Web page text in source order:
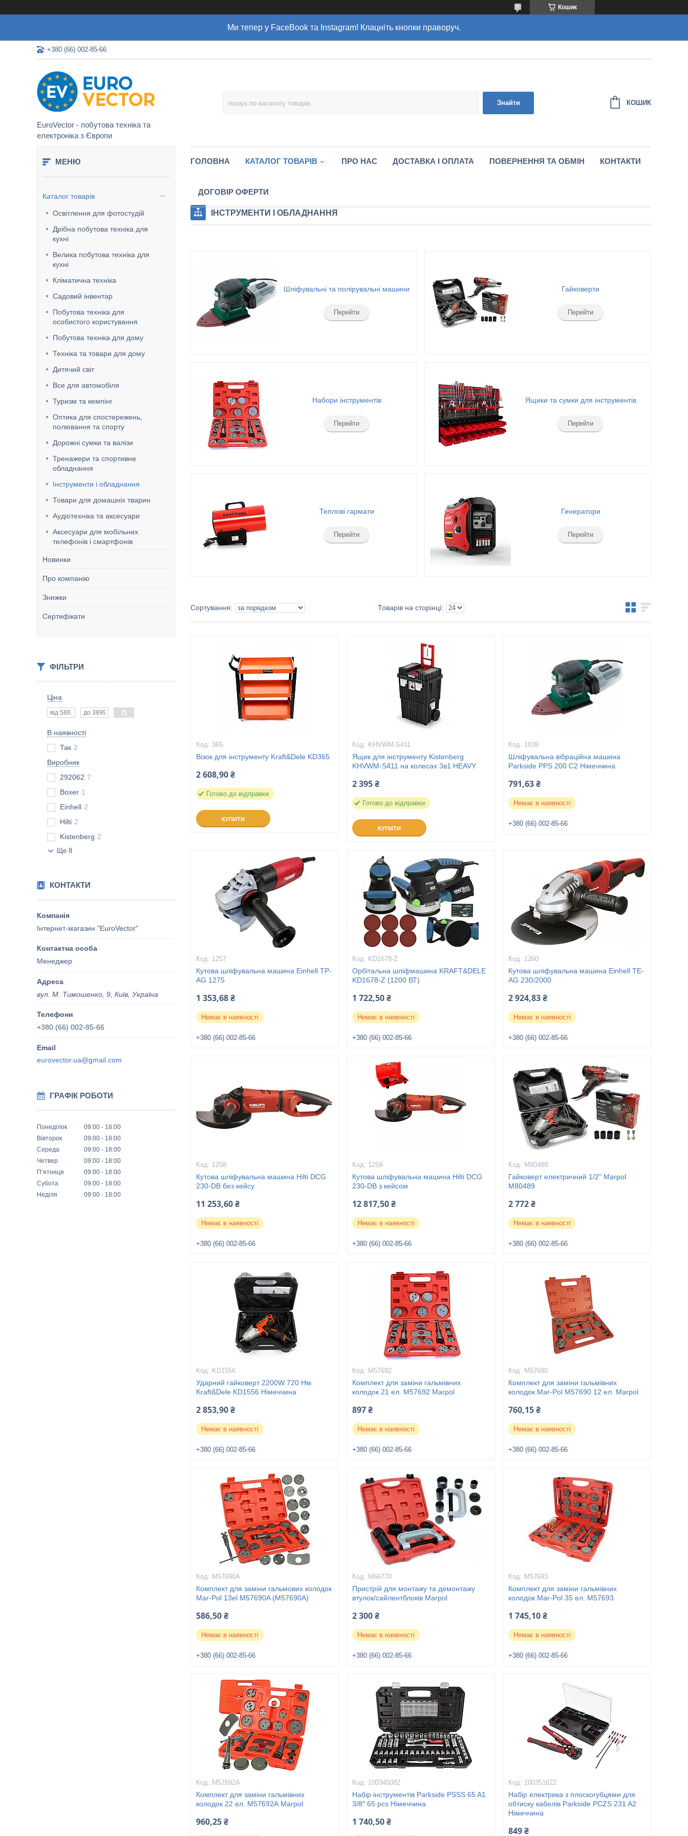
Кошик
Ми тепер у FaceBook та Instagram! Клацніть кнопки праворуч.
+380 (66) 002-85-66
EuroVector - побутова техніка та
електроніка з Європи
Знайти КОШИК
Каталог товарів
Освітлення для фотостудій
Дрібна побутова техніка для
кухні
Велика побутова техніка для
кухні
Кліматична техніка
Садовий інвентар
Побутова техніка для
особистого користування
Побутова техніка для дому
Техніка та товари для дому
Дитячий світ
Все для автомобіля
Туризм та кемпінг
Оптика для спостережень,
полювання та спорту
Дорожні сумки та валізи
Тренажери та спортивне
обладнання
Інструменти і обладнання
Товари для домашніх тварин
Аудіотехніка та аксесуари
Аксесуари для мобільних
телефонів і смартфонів
Новинки
Про компанію
Знижки
Сертифікати
ФІЛЬТРИ
Ціна
В наявності
Так 2
Виробник
292062 7
Boxer 1
Einhell 2
Hilti 2
Kistenberg 2
Ще 8
КОНТАКТИ
Інтернет-магазин "EuroVector"
Менеджер
вул. М. Тимошенко, 9, Київ, Україна
+380 (66) 002-85-66
eurovector.ua@gmail.com
ГРАФІК РОБОТИ
Понеділок 09:00
18:00
Вівторок
09:00
18:00
Середа
09:00
18:00
Четвер
09:00
18:00
Пʼятниця
09:00
18:00
Субота
09:00
18:00
Неділя
09:00 18:00
ГОЛОВНА КАТАЛОГ ТОВАРІВ ПРО НАС ДОСТАВКА І ОПЛАТА ПОВЕРНЕННЯ ТА ОБМІН КОНТАКТИ
ДОГОВІР ОФЕРТИ
ІНСТРУМЕНТИ І ОБЛАДНАННЯ
Шліфувальні та полірувальні машини
Перейти
Гайковерти
Перейти
Набори інструментів
Перейти
Ящики та сумки для інструментів
Перейти
Теплові гармати
Перейти
Генератори
Перейти
365
Візок для інструменту Kraft&Dele KD365
2 608,90 ₴
Готово до відправки
КУПИТИ
KHVWM-S411
Ящик для інструменту Kistenberg
KHVWM-S411 на колесах 3в1 HEAVY
2 395 ₴
Готово до відправки
КУПИТИ
1039
Шліфувальна вібраційна машина
Parkside PPS 200 C2 Німеччина
791,63 ₴
Немає в наявності
+380 (66) 002-85-66
1257
Кутова шліфувальна машина Einhell TP-
AG 1275
1 353,68 ₴
Немає в наявності
+380 (66) 002-85-66
KD1678-Z
Орбітальна шліфмашина KRAFT&DELE
KD1678-Z (1200 ВТ)
1 722,50 ₴
Немає в наявності
+380 (66) 002-85-66
1260
Кутова шліфувальна машина Einhell TE-
AG 230/2000
2 924,83 ₴
Немає в наявності
+380 (66) 002-85-66
1258
Кутова шліфувальна машина Hilti DCG
230-DB без кейсу
11 253,60 ₴
Немає в наявності
+380 (66) 002-85-66
1259
Кутова шліфувальна машина Hilti DCG
230-DB з кейсом
12 817,50 ₴
Немає в наявності
+380 (66) 002-85-66
M80489
Гайковерт електричний 1/2" Marpol
M80489
2 772 ₴
Немає в наявності
+380 (66) 002-85-66
KD1556
Ударний гайковерт 2200W 720 Нм
Kraft&Dele KD1556 Німеччина
2 853,90 ₴
Немає в наявності
+380 (66) 002-85-66
M57692
Комплект для заміни гальмівних
колодок 21 ел. M57692 Marpol
897 ₴
Немає в наявності
+380 (66) 002-85-66
M57690
Комплект для заміни гальмівних
колодок Mar-Pol M57690 12 ел. Marpol
760,15 ₴
Немає в наявності
+380 (66) 002-85-66
M57690A
Комплект для заміни гальмових колодок
Mar-Pol 13el M57690A (M57690A)
586,50 ₴
Немає в наявності
+380 (66) 002-85-66
M66770
Пристрій для монтажу та демонтажу
втулок/сайлентблоків Marpol
2 300 ₴
Немає в наявності
+380 (66) 002-85-66
M57693
Комплект для заміни гальмівних
колодок Mar-Pol 35 ел. M57693
1 745,10 ₴
Немає в наявності
+380 (66) 002-85-66
M57692А
Комплект для заміни гальмівних
колодок 22 ел. M57692А Marpol
960,25 ₴
100345082
Набір інструментів Parkside PSSS 65 A1
3/8″ 65 pcs Німеччина
1 740,50 ₴
100351622
Набір електрика з плоскогубцями для
обтиску кабелів Parkside PCZS 231 A2
Німеччина
849 ₴